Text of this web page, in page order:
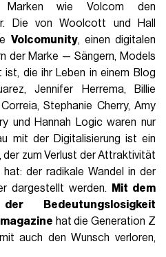
Marken wie Volcom den
Die von Woolcott und Hall
Volcomunity, einen digitalen
der Marke — Sängern, Models
die ihr Leben in einem Blog
Jennifer Herrema, Billie
Stephanie Cherry, Amy
und Hannah Logic waren nur
mit der Digitalisierung ist ein
zum Verlust der Attraktivität
der radikale Wandel in der
dargestellt werden.
Mit dem
Bedeutungslosigkeit
hat die Generation Z
auch den Wunsch verloren,